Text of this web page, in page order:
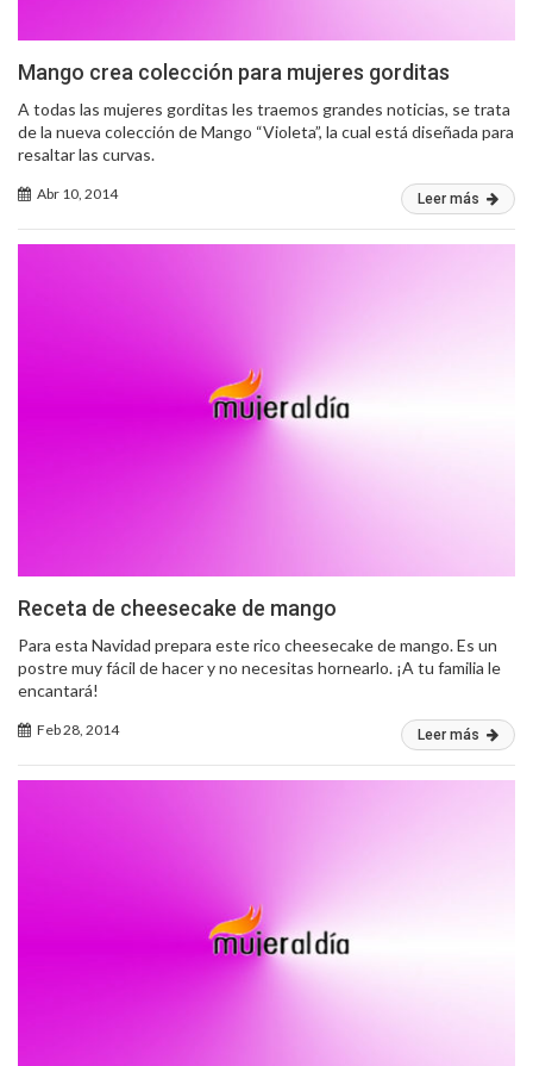
Mango crea colección para mujeres gorditas
A todas las mujeres gorditas les traemos grandes noticias, se trata
de la nueva colección de Mango “Violeta”, la cual está diseñada para
resaltar las curvas.
Abr 10, 2014 Leer más
Receta de cheesecake de mango
Para esta Navidad prepara este rico cheesecake de mango. Es un
postre muy fácil de hacer y no necesitas hornearlo. ¡A tu familia le
encantará!
Feb 28, 2014 Leer más